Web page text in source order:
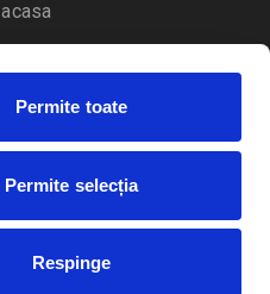
Permite toate
Permite selecția
Respinge